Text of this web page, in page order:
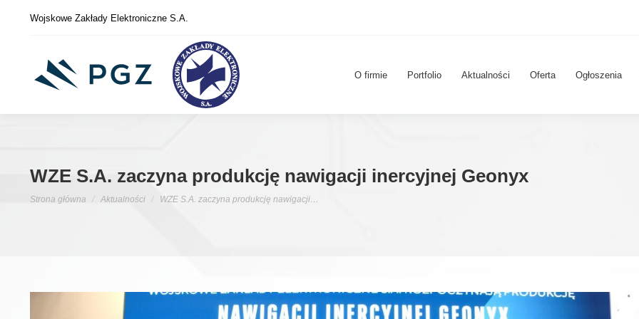
Wojskowe Zakłady Elektroniczne S.A.
O firmie Portfolio Aktualności Oferta Ogłoszenia
WZE S.A. zaczyna produkcję nawigacji inercyjnej Geonyx
Jesteś tutaj:
Strona główna Aktualności WZE S.A. zaczyna produkcję nawigacji…